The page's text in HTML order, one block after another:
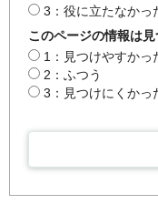
3：役に立たなかっ
このページの情報は
1：見つけやすかっ
2：ふつう
3：見つけにくかっ